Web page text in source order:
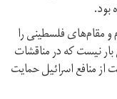
بود.
مقام‌های فلسطینی را
نیست که در مناقشات
منافع اسرائیل حمایت